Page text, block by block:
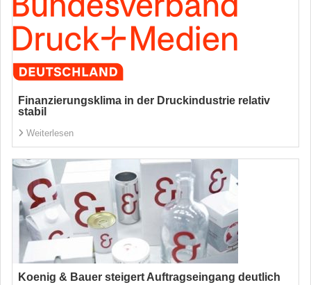
Finanzierungsklima in der Druckindustrie relativ
stabil
Weiterlesen
Koenig & Bauer steigert Auftragseingang deutlich